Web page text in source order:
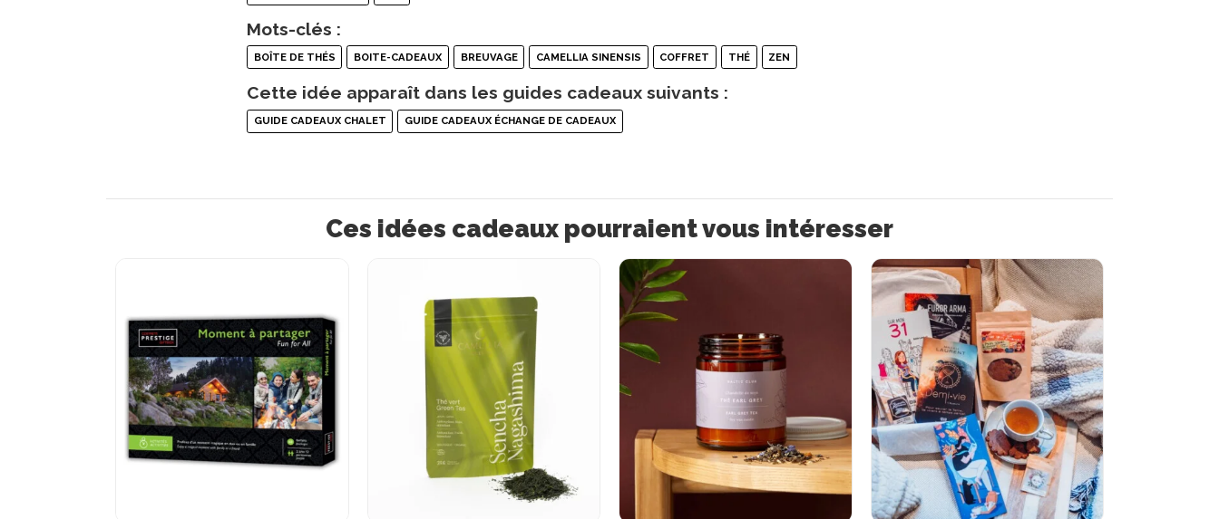
Mots-clés :
BOÎTE DE THÉS BOITE-CADEAUX BREUVAGE CAMELLIA SINENSIS COFFRET THÉ ZEN
Cette idée apparaît dans les guides cadeaux suivants :
GUIDE CADEAUX CHALET GUIDE CADEAUX ÉCHANGE DE CADEAUX
Ces idées cadeaux pourraient vous intéresser